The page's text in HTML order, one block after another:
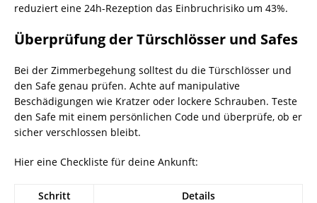
reduziert eine 24h-Rezeption das Einbruchrisiko um 43%.
Überprüfung der Türschlösser und Safes
Bei der Zimmerbegehung solltest du die Türschlösser und
den Safe genau prüfen. Achte auf manipulative
Beschädigungen wie Kratzer oder lockere Schrauben. Teste
den Safe mit einem persönlichen Code und überprüfe, ob er
sicher verschlossen bleibt.
Hier eine Checkliste für deine Ankunft:
Schritt
Details